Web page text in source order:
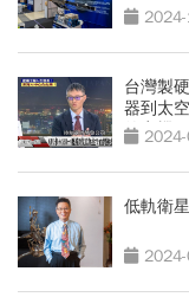
台灣製
器到太
的商機？
低軌衛